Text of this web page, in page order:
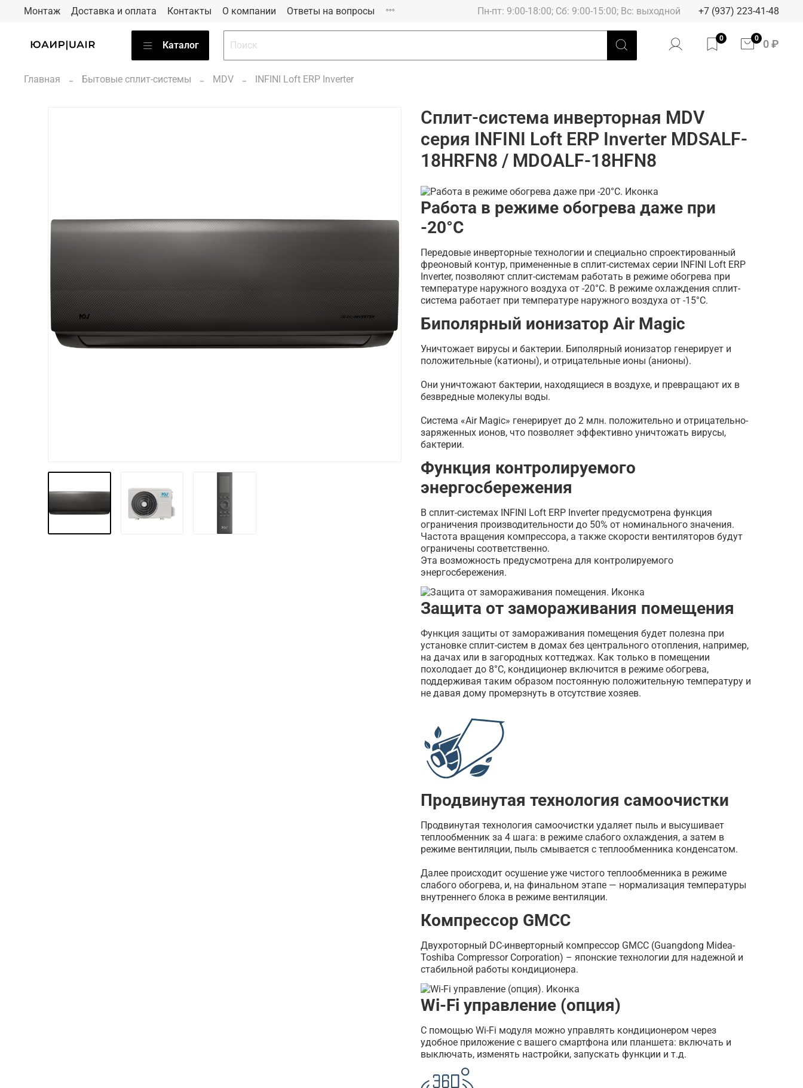
Монтаж Доставка и оплата Контакты О компании Ответы на вопросы Пн-пт: 9:00-18:00; Сб: 9:00-15:00; Вс: выходной +7 (937) 223-41-48
Каталог
0 0 0 ₽
Главная Бытовые сплит-системы MDV INFINI Loft ERP Inverter
Сплит-система инверторная MDV
серия INFINI Loft ERP Inverter MDSALF-
18HRFN8 / MDOALF-18HFN8
Работа в режиме обогрева даже при
-20°С
Передовые инверторные технологии и специально спроектированный
фреоновый контур, примененные в сплит-системах серии INFINI Loft ERP
Inverter, позволяют сплит-системам работать в режиме обогрева при
температуре наружного воздуха от -20°С. В режиме охлаждения сплит-
система работает при температуре наружного воздуха от -15°С.
Биполярный ионизатор Air Magic
Уничтожает вирусы и бактерии. Биполярный ионизатор генерирует и
положительные (катионы), и отрицательные ионы (анионы).
Они уничтожают бактерии, находящиеся в воздухе, и превращают их в
безвредные молекулы воды.
Система «Air Magic» генерирует до 2 млн. положительно и отрицательно-
заряженных ионов, что позволяет эффективно уничтожать вирусы,
бактерии.
Функция контролируемого
энергосбережения
В сплит-системах INFINI Loft ERP Inverter предусмотрена функция
ограничения производительности до 50% от номинального значения.
Частота вращения компрессора, а также скорости вентиляторов будут
ограничены соответственно.
Эта возможность предусмотрена для контролируемого
энергосбережения.
Защита от замораживания помещения
Функция защиты от замораживания помещения будет полезна при
установке сплит-систем в домах без центрального отопления, например,
на дачах или в загородных коттеджах. Как только в помещении
похолодает до 8°С, кондиционер включится в режиме обогрева,
поддерживая таким образом постоянную положительную температуру и
не давая дому промерзнуть в отсутствие хозяев.
Продвинутая технология самоочистки
Продвинутая технология самоочистки удаляет пыль и высушивает
теплообменник за 4 шага: в режиме слабого охлаждения, а затем в
режиме вентиляции, пыль смывается с теплообменника конденсатом.
Далее происходит осушение уже чистого теплообменника в режиме
слабого обогрева, и, на финальном этапе — нормализация температуры
внутреннего блока в режиме вентиляции.
Компрессор GMCC
Двухроторный DC-инверторный компрессор GMCC (Guangdong Midea-
Toshiba Compressor Corporation) – японские технологии для надежной и
стабильной работы кондиционера.
Wi-Fi управление (опция)
С помощью Wi-Fi модуля можно управлять кондиционером через
удобное приложение с вашего смартфона или планшета: включать и
выключать, изменять настройки, запускать функции и т.д.